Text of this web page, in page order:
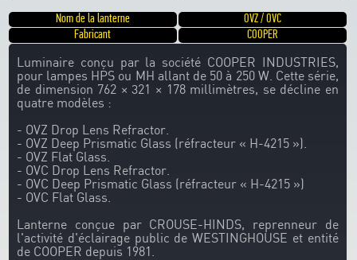
Nom de la lanterne
OVZ / OVC
Fabricant
COOPER
Luminaire conçu par la société COOPER INDUSTRIES,
pour lampes HPS ou MH allant de 50 à 250 W. Cette série,
de dimension 762 × 321 × 178 millimètres, se décline en
quatre modèles :
- OVZ Drop Lens Refractor.
- OVZ Deep Prismatic Glass (réfracteur « H-4215 »).
- OVZ Flat Glass.
- OVC Drop Lens Refractor.
- OVC Deep Prismatic Glass (réfracteur « H-4215 »)
- OVC Flat Glass.
Lanterne conçue par CROUSE-HINDS, reprenneur de
l'activité d'éclairage public de WESTINGHOUSE et entité
de COOPER depuis 1981.